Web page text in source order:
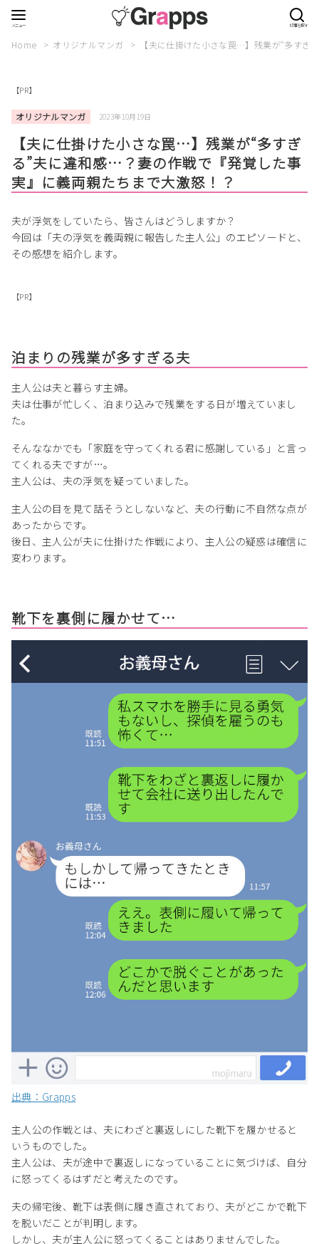
Home オリジナルマンガ 【夫に仕掛けた小さな罠…】残業が“多す
【PR】
オリジナルマンガ 2023年10月19日
【夫に仕掛けた小さな罠…】残業が“多すぎ
る”夫に違和感…？妻の作戦で『発覚した事
実』に義両親たちまで大激怒！？
夫が浮気をしていたら、皆さんはどうしますか？
今回は「夫の浮気を義両親に報告した主人公」のエピソードと、
その感想を紹介します。
【PR】
泊まりの残業が多すぎる夫
主人公は夫と暮らす主婦。
夫は仕事が忙しく、泊まり込みで残業をする日が増えていまし
た。
そんななかでも「家庭を守ってくれる君に感謝している」と言っ
てくれる夫ですが…。
主人公は、夫の浮気を疑っていました。
主人公の目を見て話そうとしないなど、夫の行動に不自然な点が
あったからです。
後日、主人公が夫に仕掛けた作戦により、主人公の疑惑は確信に
変わります。
靴下を裏側に履かせて…
出典：Grapps
主人公の作戦とは、夫にわざと裏返しにした靴下を履かせると
いうものでした。
主人公は、夫が途中で裏返しになっていることに気づけば、自分
に怒ってくるはずだと考えたのです。
夫の帰宅後、靴下は表側に履き直されており、夫がどこかで靴下
を脱いだことが判明します。
しかし、夫が主人公に怒ってくることはありませんでした。